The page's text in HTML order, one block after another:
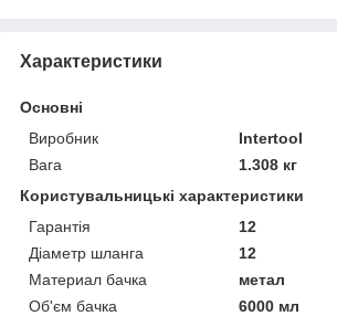
Характеристики
Основні
Виробник
Intertool
Вага
1.308 кг
Користувальницькі характеристики
Гарантія
12
Діаметр шланга
12
Материал бачка
метал
Об'єм бачка
6000 мл